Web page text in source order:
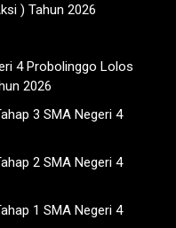
) Tahun 2026
4 Probolinggo Lolos
2026
3 SMA Negeri 4
2 SMA Negeri 4
1 SMA Negeri 4